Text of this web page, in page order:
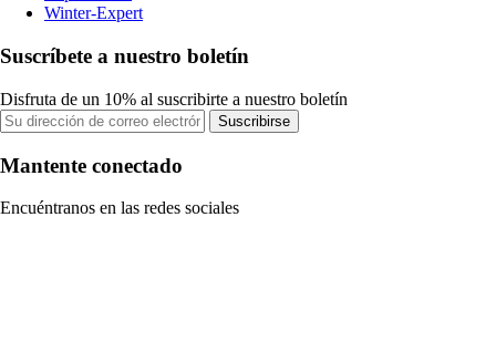
Winter-Expert
Suscríbete a nuestro boletín
Disfruta de un 10% al suscribirte a nuestro boletín
Suscribirse
Mantente conectado
Encuéntranos en las redes sociales